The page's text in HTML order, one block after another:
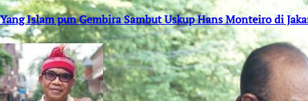
Yang Islam pun Gembira Sambut Uskup Hans Monteiro di